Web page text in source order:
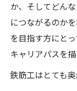
か、そしてどん
につながるのか
を目指す方にと
キャリアパスを
鉄筋工はとても